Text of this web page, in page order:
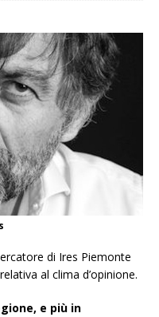
di Ires Piemonte
al clima d’opinione.
e più in